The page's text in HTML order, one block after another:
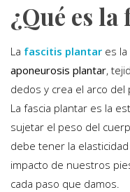
¿Qué es
La fascitis plantar es
aponeurosis plantar,
dedos y crea el arco del
La fascia plantar es la
sujetar el peso del
debe tener la
impacto de nuestros
cada paso que damos.